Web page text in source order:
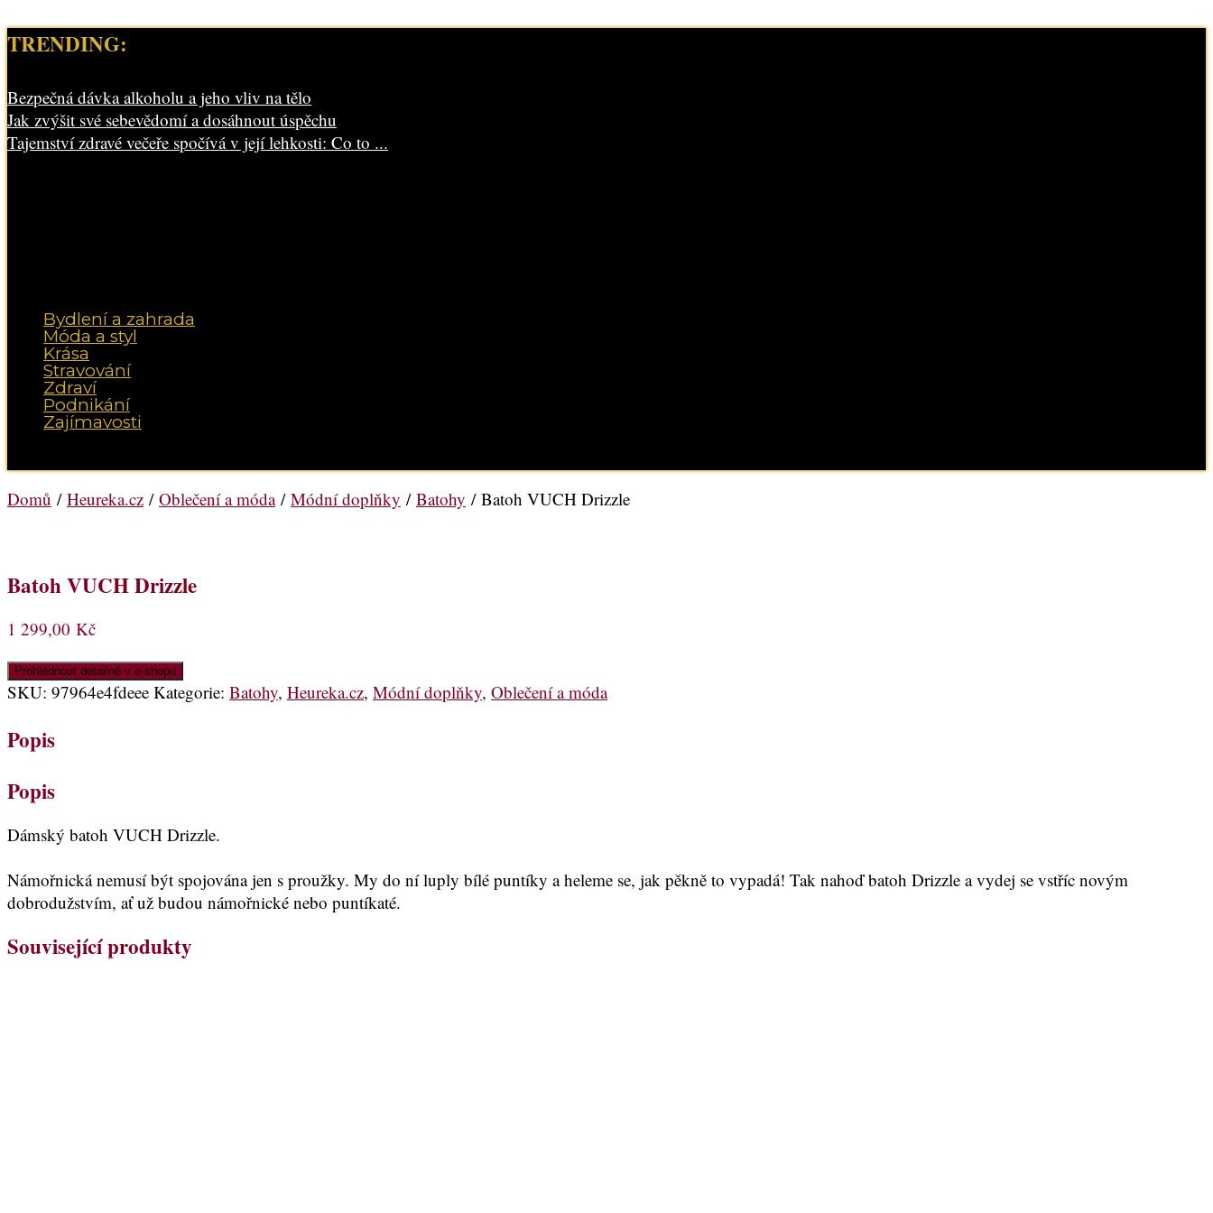
TRENDING:
Bezpečná dávka alkoholu a jeho vliv na tělo
Jak zvýšit své sebevědomí a dosáhnout úspěchu
Tajemství zdravé večeře spočívá v její lehkosti: Co to ...
Bydlení a zahrada
Móda a styl
Krása
Stravování
Zdraví
Podnikání
Zajímavosti
Domů / Heureka.cz / Oblečení a móda/ Módní doplňky / Batohy / Batoh VUCH Drizzle
Batoh VUCH Drizzle
1 299,00 Kč
Prohlédnout detailně v e-shopu
SKU: 97964e4fdeee Kategorie: Batohy, Heureka.cz, Módní doplňky, Oblečení a móda
Popis
Popis
Dámský batoh VUCH Drizzle.
Námořnická nemusí být spojována jen s proužky. My do ní luply bílé puntíky a heleme se, jak pěkně to vypadá! Tak nahoď batoh Drizzle a vydej se vstříc novým
dobrodužstvím, ať už budou námořnické nebo puntíkaté.
Související produkty